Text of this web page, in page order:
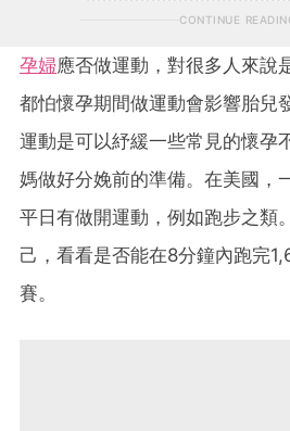
CONTINUE
孕婦應否做運動，對很多人來說
都怕懷孕期間做運動會影響胎兒
運動是可以紓緩一些常見的懷孕
媽做好分娩前的準備。在美國，
平日有做開運動，例如跑步之類
己，看看是否能在8分鐘內跑完
賽。